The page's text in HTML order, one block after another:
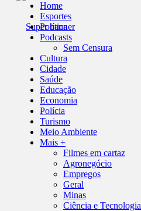
Home
Esportes
Política
Podcasts
Sem Censura
Cultura
Cidade
Saúde
Educação
Economia
Polícia
Turismo
Meio Ambiente
Mais +
Filmes em cartaz
Agronegócio
Empregos
Geral
Minas
Ciência e Tecnologia